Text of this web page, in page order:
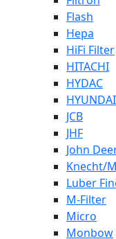
Flash
Hepa
HiFi Filter
HITACHI
HYDAC
HYUNDAI
JCB
JHF
John
Knecht/
Luber
M-Filter
Micro
Monbow